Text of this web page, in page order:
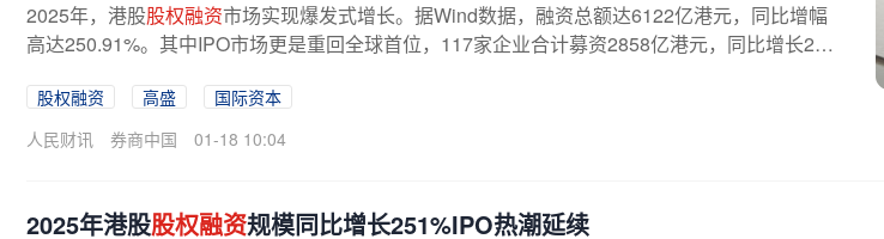
2025年，港股股权融资市场实现爆发式增长。据Wind数据，融资总额达6122亿港元，同比增幅
高达250.91%。其中IPO市场更是重回全球首位，117家企业合计募资2858亿港元，同比增长22
股权融资 高盛
国际资本
人民财讯
券商中国 01-18 10:04
2025年港股股权融资规模同比增长251%IPO热潮延续